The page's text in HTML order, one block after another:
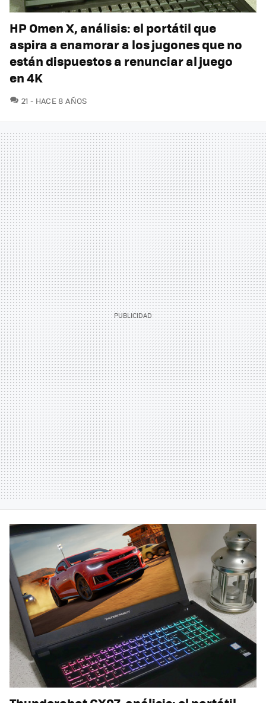
HP Omen X, análisis: el portátil que
aspira a enamorar a los jugones que no
están dispuestos a renunciar al juego
en 4K
21 COMENTARIOS
HACE 8 AÑOS